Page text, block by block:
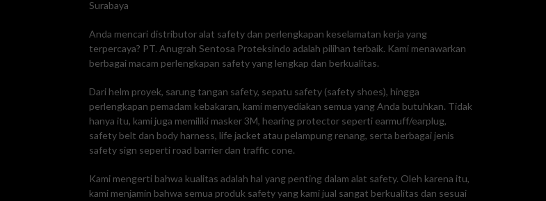
Surabaya
Anda mencari distributor alat safety dan perlengkapan keselamatan kerja yang
terpercaya? PT. Anugrah Sentosa Proteksindo adalah pilihan terbaik. Kami menawarkan
berbagai macam perlengkapan safety yang lengkap dan berkualitas.
Dari helm proyek, sarung tangan safety, sepatu safety (safety shoes), hingga
perlengkapan pemadam kebakaran, kami menyediakan semua yang Anda butuhkan. Tidak
hanya itu, kami juga memiliki masker 3M, hearing protector seperti earmuff/earplug,
safety belt dan body harness, life jacket atau pelampung renang, serta berbagai jenis
safety sign seperti road barrier dan traffic cone.
Kami mengerti bahwa kualitas adalah hal yang penting dalam alat safety. Oleh karena itu,
kami menjamin bahwa semua produk safety yang kami jual sangat berkualitas dan sesuai